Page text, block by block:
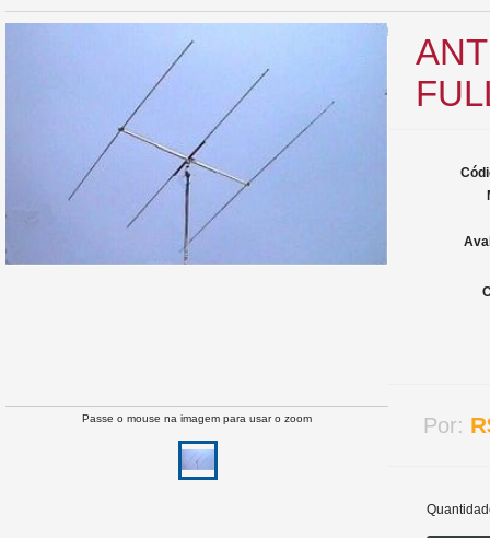
Passe o mouse na imagem para usar o zoom Por: